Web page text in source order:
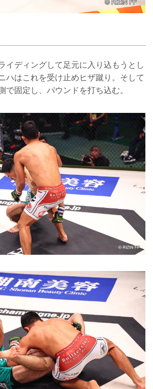
イディングして足元に入り込もうとし
ハはこれを受け止めヒザ蹴り。そして
で固定し、パウンドを打ち込む。